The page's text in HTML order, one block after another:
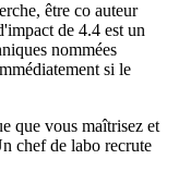
être co auteur
de 4.4 est un
nommées
si le
que vous maîtrisez et
chef de labo recrute